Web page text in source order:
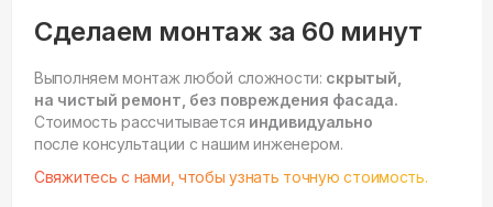
Сделаем монтаж за 60 минут
Выполняем монтаж любой сложности: скрытый,
на чистый ремонт, без повреждения фасада.
Стоимость рассчитывается индивидуально
после консультации с нашим инженером.
Свяжитесь с нами, чтобы узнать точную стоимость.